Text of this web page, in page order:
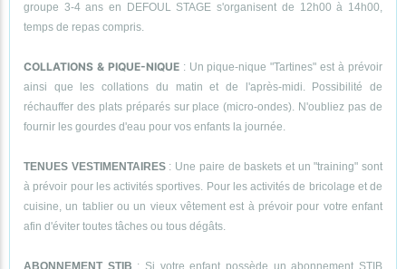
groupe 3-4 ans en DEFOUL STAGE s'organisent de 12h00 à 14h00,
temps de repas compris.
COLLATIONS & PIQUE-NIQUE: Un pique-nique "Tartines" est à prévoir
ainsi que les collations du matin et de l'après-midi. Possibilité de
réchauffer des plats préparés sur place (micro-ondes). N'oubliez pas de
fournir les gourdes d'eau pour vos enfants la journée.
TENUES VESTIMENTAIRES: Une paire de baskets et un "training" sont
à prévoir pour les activités sportives. Pour les activités de bricolage et de
cuisine, un tablier ou un vieux vêtement est à prévoir pour votre enfant
afin d'éviter toutes tâches ou tous dégâts.
ABONNEMENT STIB : Si votre enfant possède un abonnement STIB